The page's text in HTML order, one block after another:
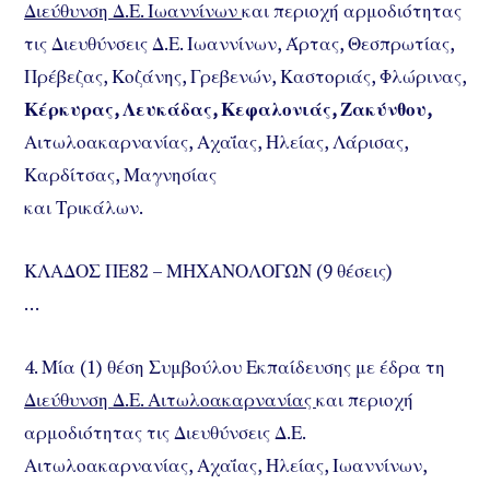
Διεύθυνση Δ.Ε. Ιωαννίνωνκαι περιοχή αρμοδιότητας
τις Διευθύνσεις Δ.Ε. Ιωαννίνων, Άρτας, Θεσπρωτίας,
Πρέβεζας, Κοζάνης, Γρεβενών, Καστοριάς, Φλώρινας,
Κέρκυρας, Λευκάδας, Κεφαλονιάς, Ζακύνθου,
Αιτωλοακαρνανίας, Αχαΐας, Ηλείας, Λάρισας,
Καρδίτσας, Μαγνησίας
και Τρικάλων.
ΚΛΑΔΟΣ ΠΕ82 – ΜΗΧΑΝΟΛΟΓΩΝ (9 θέσεις)
…
4. Μία (1) θέση Συμβούλου Εκπαίδευσης με έδρα τη
Διεύθυνση Δ.Ε. Αιτωλοακαρνανίαςκαι περιοχή
αρμοδιότητας τις Διευθύνσεις Δ.Ε.
Αιτωλοακαρνανίας, Αχαΐας, Ηλείας, Ιωαννίνων,